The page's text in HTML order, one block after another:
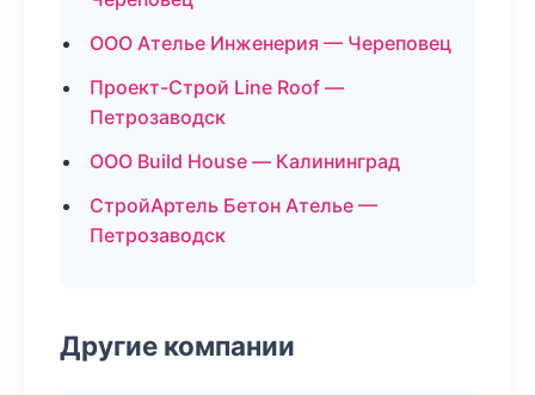
ООО Ателье Инженерия — Череповец
Проект-Строй Line Roof —
Петрозаводск
ООО Build House — Калининград
СтройАртель Бетон Ателье —
Петрозаводск
Другие компании